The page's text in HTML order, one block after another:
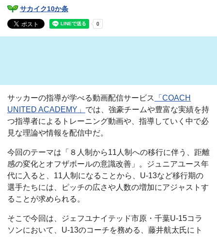
サカイク10か条
サッカーの指導が学べる動画配信サービス
「COACH
UNITED ACADEMY」 では、強豪チームや豊富な実績を持
つ指導者によるトレーニング動画や、指導していく中で必
見な理論や情報を配信中だ。
今回のテーマは「８人制から11人制への移行に伴う、距離
感の変化とオフザボールの意識改善」。ジュニアユース年
代に入ると、11人制になることから、U-13など移行期の
選手たちには、ピッチの広さや人数の増加にアジャストす
ることが求められる。
そこで今回は、ジェフユナイテッド市原・千葉U-15コラ
ソンにおいて、U-13のコーチを務める、藤井航太氏にト